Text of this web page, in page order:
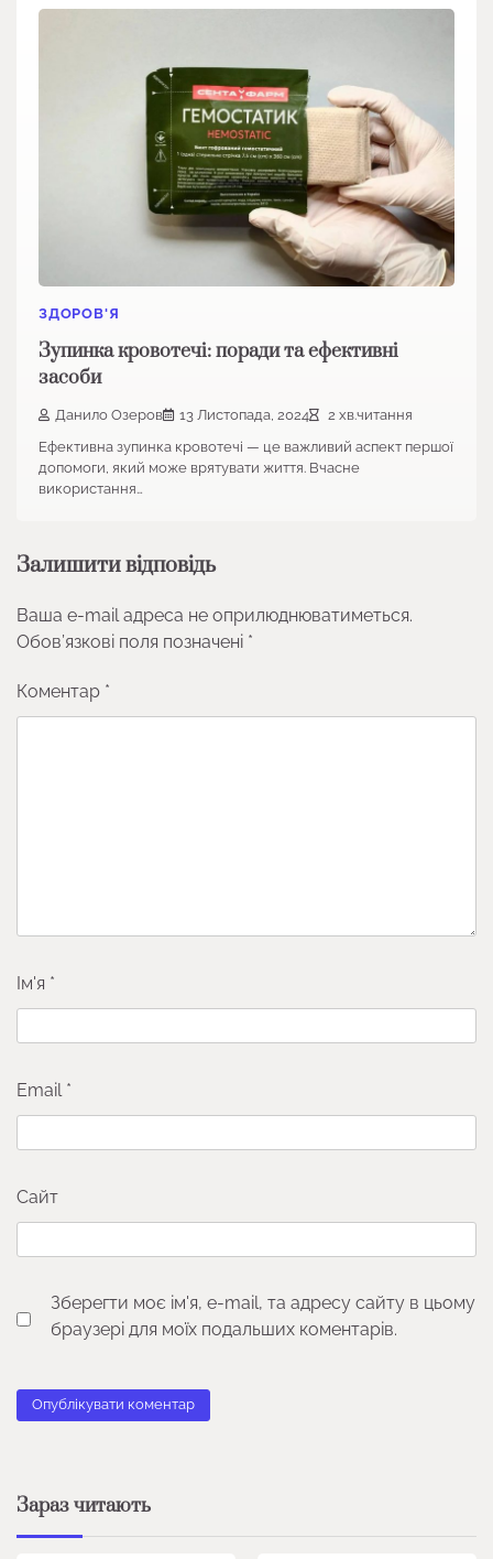
ЗДОРОВ'Я
Зупинка кровотечі: поради та ефективні
засоби
Данило Озеров 13 Листопада, 2024
2 хв.читання
Ефективна зупинка кровотечі — це важливий аспект першої
допомоги, який може врятувати життя. Вчасне
використання…
Залишити відповідь
Ваша e-mail адреса не оприлюднюватиметься.
Обов’язкові поля позначені *
Коментар *
Ім'я *
Email *
Сайт
Зберегти моє ім'я, e-mail, та адресу сайту в цьому
браузері для моїх подальших коментарів.
Зараз читають